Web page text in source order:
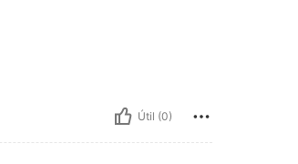
Útil (0)